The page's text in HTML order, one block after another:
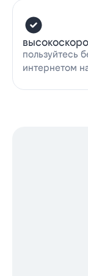
пользуйтесь
интернетом